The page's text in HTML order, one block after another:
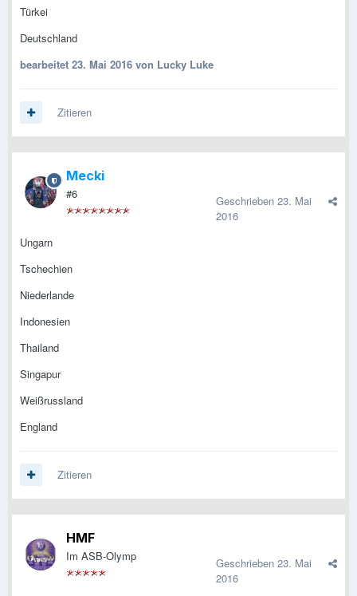
Türkei
Deutschland
bearbeitet 23. Mai 2016 von Lucky Luke
Zitieren
Mecki
#6 Geschrieben 23. Mai
2016
Ungarn
Tschechien
Niederlande
Indonesien
Thailand
Singapur
Weißrussland
England
Zitieren
HMF
Im ASB-Olymp Geschrieben 23. Mai
2016